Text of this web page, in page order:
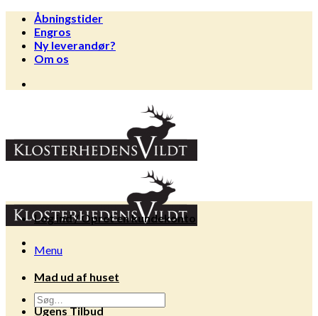
Fortsæt
indhold
Åbningstider
Engros
Ny leverandør?
Om os
Menu
Søg
efter:
Log ind / Opret en kundekonto
Mad ud af huset
Ugens Tilbud